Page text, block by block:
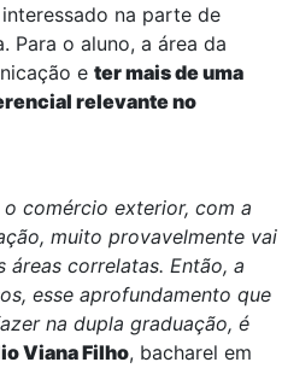
na parte de
Para o aluno, a área da
e ter mais de uma
relevante no
comércio exterior, com a
muito provavelmente vai
correlatas. Então, a
esse aprofundamento que
na dupla graduação, é
Viana Filho, bacharel em